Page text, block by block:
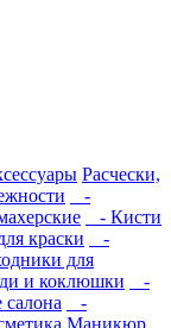
Расчески,
-
- Кисти
краски
-
для
и коклюшки
-
-